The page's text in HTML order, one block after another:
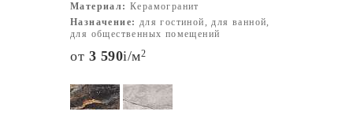
Материал: Керамогранит
Назначение: для гостиной, для ванной,
для общественных помещений
от 3 590i/м2